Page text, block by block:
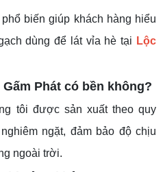
biến giúp khách hàng hiểu
dùng để lát vỉa hè tại Lộc
Phát có bền không?
tôi được sản xuất theo quy
ngặt, đảm bảo độ chịu
ngoài trời.